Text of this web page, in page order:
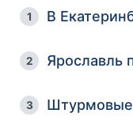
1 В
2 Ярославль
3 Штурмовые